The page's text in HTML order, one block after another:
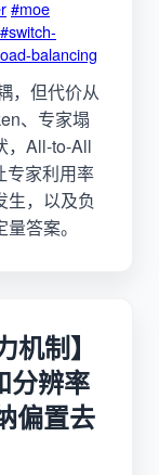
#moe
#switch-
balancing
，但代价从
、专家塌
，All-to-All
专家利用率
生，以及负
答案。
制】
分辨率
偏置去